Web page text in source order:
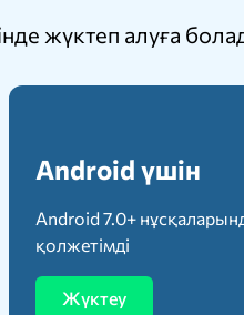
жүктеп алуға
Android үшін
Android 7.0+
қолжетімді
Жүктеу